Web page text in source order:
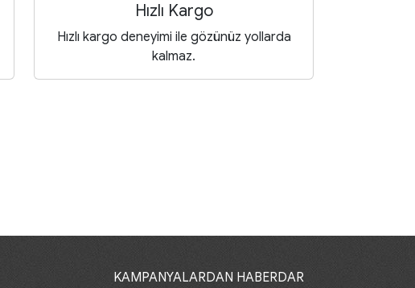
Hızlı Kargo
Hızlı kargo deneyimi ile gözünüz yollarda
kalmaz.
KAMPANYALARDAN HABERDAR